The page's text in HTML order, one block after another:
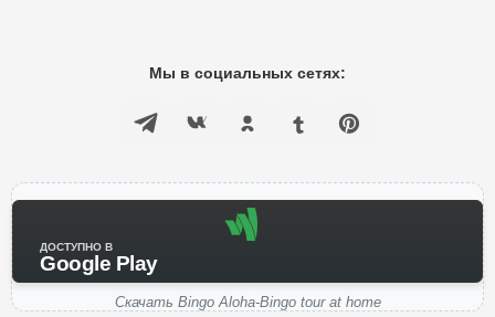
Мы в социальных сетях:
ДОСТУПНО В
Google Play
Скачать Bingo Aloha-Bingo tour at home